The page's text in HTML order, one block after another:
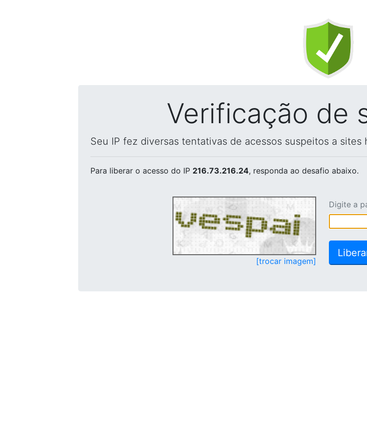
Verificação de
Seu IP fez diversas tentativas de acessos suspeitos a sites
Para liberar o acesso do IP 216.73.216.24, responda ao desafio abaixo.
[trocar imagem]
Digite a